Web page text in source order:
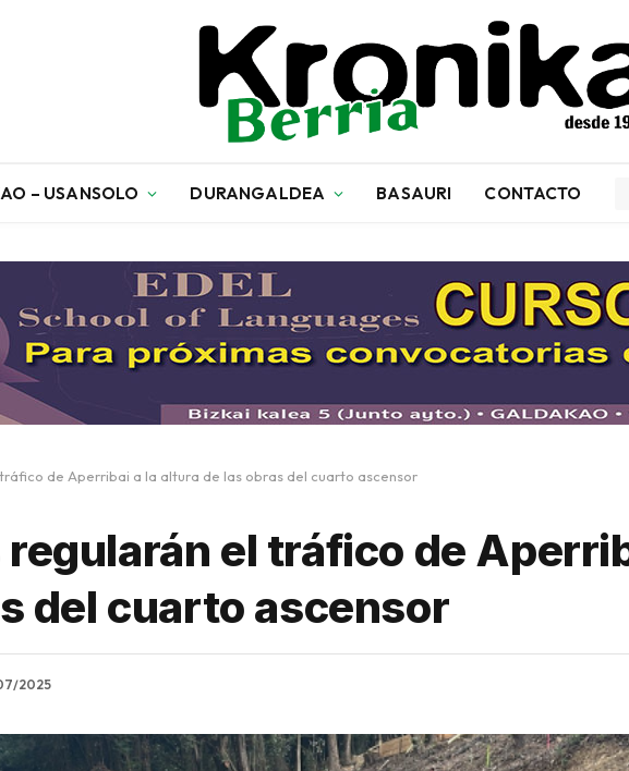
– USANSOLO DURANGALDEA BASAURI CONTACTO
de Aperribai a la altura de las obras del cuarto ascensor
el tráfico de
del cuarto ascensor
2025